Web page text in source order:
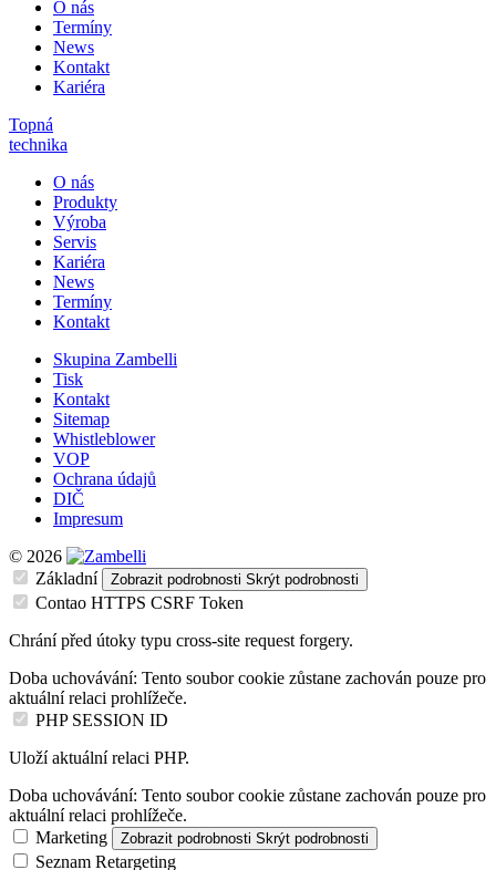
O nás
Termíny
News
Kontakt
Kariéra
Topná
technika
O nás
Produkty
Výroba
Servis
Kariéra
News
Termíny
Kontakt
Skupina Zambelli
Tisk
Kontakt
Sitemap
Whistleblower
VOP
Ochrana údajů
DIČ
Impresum
© 2026
Základní
Zobrazit podrobnosti Skrýt podrobnosti
Contao HTTPS CSRF Token
Chrání před útoky typu cross-site request forgery.
Doba uchovávání: Tento soubor cookie zůstane zachován pouze pro
aktuální relaci prohlížeče.
PHP SESSION ID
Uloží aktuální relaci PHP.
Doba uchovávání: Tento soubor cookie zůstane zachován pouze pro
aktuální relaci prohlížeče.
Marketing
Zobrazit podrobnosti Skrýt podrobnosti
Seznam Retargeting